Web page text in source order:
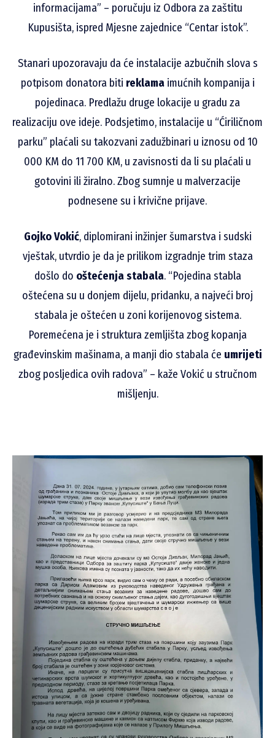
informacijama” – poručuju iz Odbora za zaštitu
Kupusišta, ispred Mjesne zajednice “Centar istok”.
Stanari upozoravaju da će instalacije azbučnih slova s
potpisom donatora biti reklamaimućnih kompanija i
pojedinaca. Predlažu druge lokacije u gradu za
realizaciju ove ideje. Podsjetimo, instalacije u “Ćiriličnom
parku” plaćali su takozvani zadužbinari u iznosu od 10
000 KM do 11 700 KM, u zavisnosti da li su plaćali u
gotovini ili žiralno. Zbog sumnje u malverzacije
podnesene su i krivične prijave.
Gojko Vokić, diplomirani inžinjer šumarstva i sudski
vještak, utvrdio je da je prilikom izgradnje trim staza
došlo do oštećenja stabala. “Pojedina stabla
oštećena su u donjem dijelu, pridanku, a najveći broj
stabala je oštećen u zoni korijenovog sistema.
Poremećena je i struktura zemljišta zbog kopanja
građevinskim mašinama, a manji dio stabala će umrijeti
zbog posljedica ovih radova” – kaže Vokić u stručnom
mišljenju.